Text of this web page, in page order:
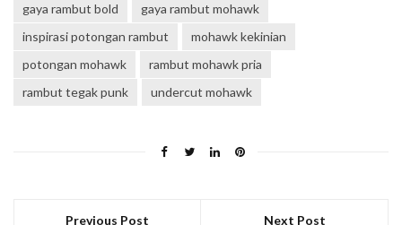
gaya rambut bold
gaya rambut mohawk
inspirasi potongan rambut
mohawk kekinian
potongan mohawk
rambut mohawk pria
rambut tegak punk
undercut mohawk
Previous Post Next Post